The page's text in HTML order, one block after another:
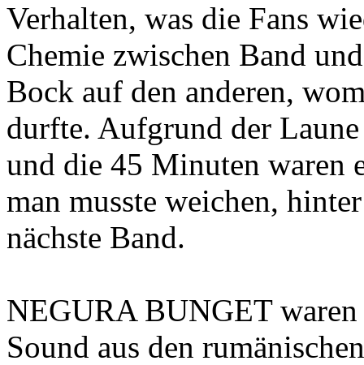
Verhalten, was die Fans
Chemie zwischen Band
Bock auf den anderen,
durfte. Aufgrund der
und die 45 Minuten waren
man musste weichen,
nächste Band.
NEGURA BUNGET
Sound aus den